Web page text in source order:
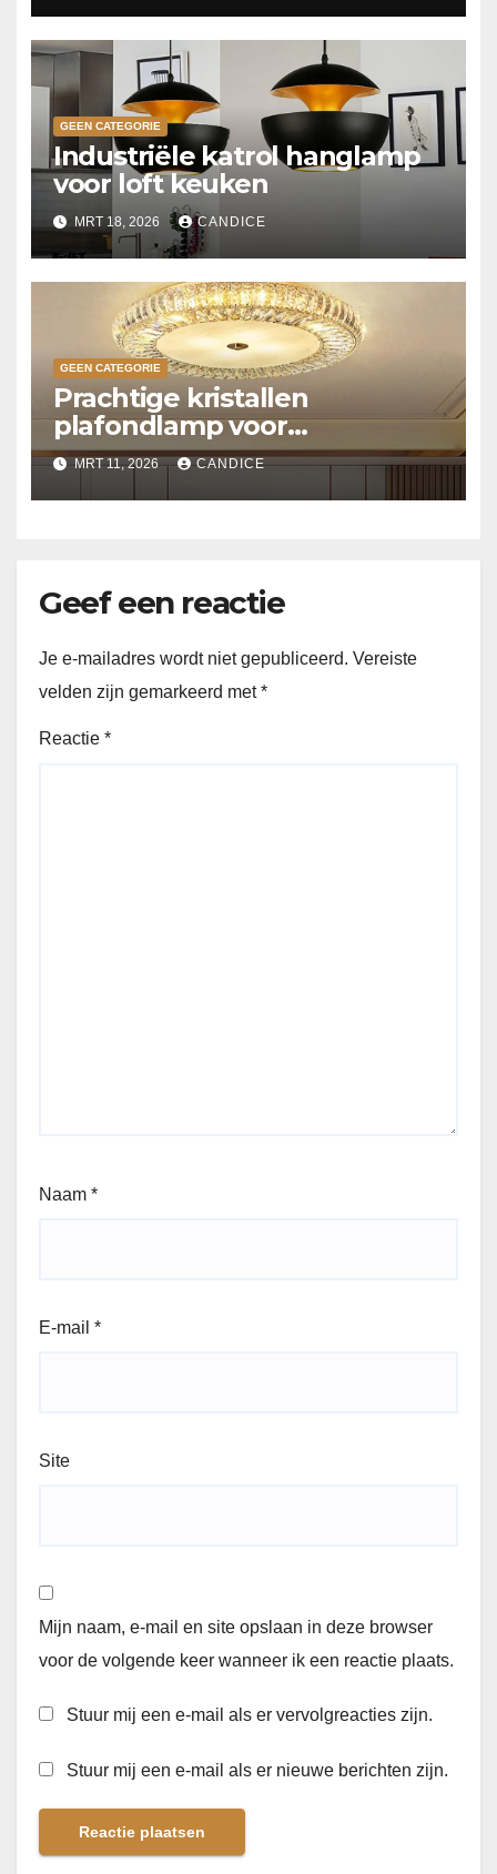
GEEN CATEGORIE
Industriële katrol hanglamp
voor loft keuken
MRT 18, 2026 CANDICE
GEEN CATEGORIE
Prachtige kristallen
plafondlamp voor
slaapkamer
MRT 11, 2026 CANDICE
Geef een reactie
Je e-mailadres wordt niet gepubliceerd. Vereiste
velden zijn gemarkeerd met*
Reactie *
Naam *
E-mail *
Site
Mijn naam, e-mail en site opslaan in deze browser
voor de volgende keer wanneer ik een reactie plaats.
Stuur mij een e-mail als er vervolgreacties zijn.
Stuur mij een e-mail als er nieuwe berichten zijn.